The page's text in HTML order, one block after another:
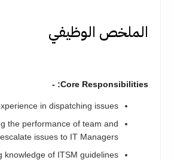
الملخص الوظيفي
Core Responsibilities: -
in dispatching issues.
the performance of team and
escalate issues to IT Managers.
knowledge of ITSM guidelines